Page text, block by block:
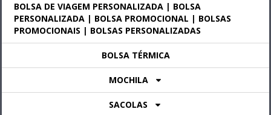
BOLSA DE VIAGEM PERSONALIZADA | BOLSA
PERSONALIZADA | BOLSA PROMOCIONAL | BOLSAS
PROMOCIONAIS | BOLSAS PERSONALIZADAS
BOLSA TÉRMICA
MOCHILA
SACOLAS